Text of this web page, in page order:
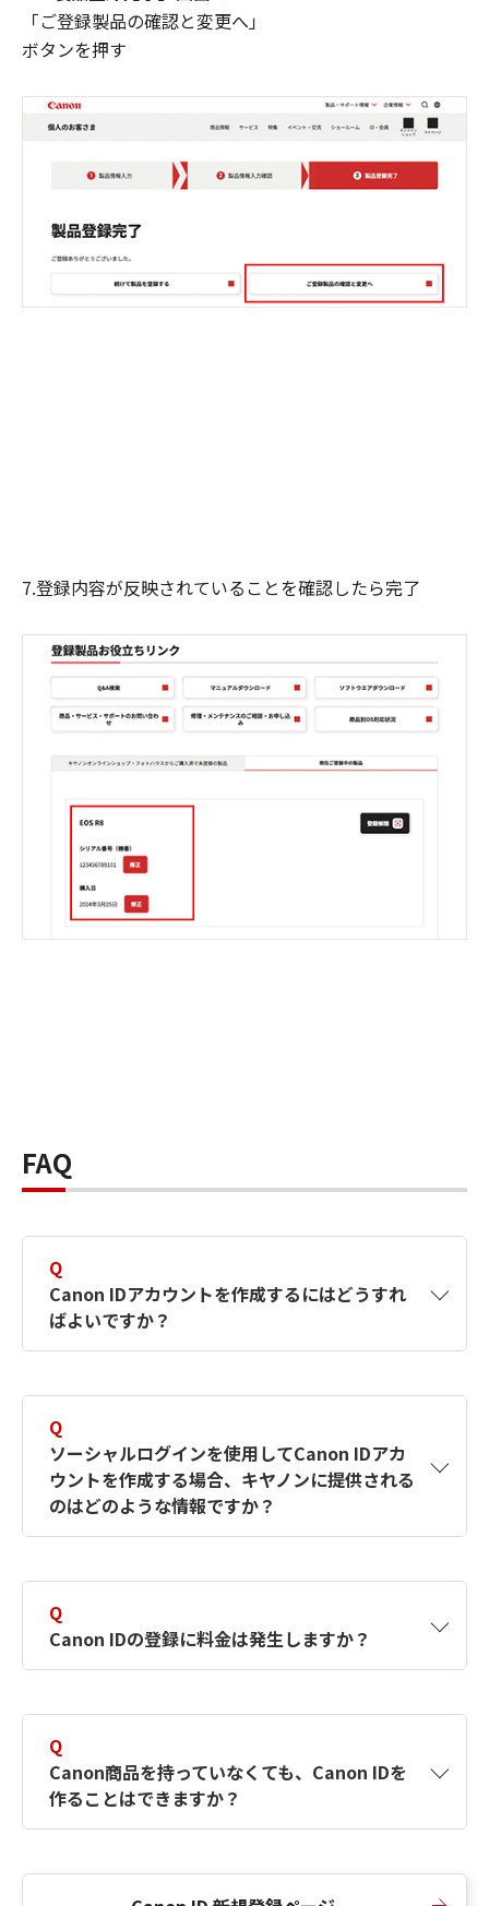
「ご登録製品の確認と変更へ」
ボタンを押す
7.登録内容が反映されていることを確認したら完了
FAQ
Q
Canon IDアカウントを作成するにはどうすれ
ばよいですか？
す。詳しい作成方法は【カメラ】Canon IDとは
何ですか？Canon IDの作成方法は？をご確認く
ださい。
Q
ソーシャルログインを使用してCanon IDアカ
ウントを作成する場合、キヤノンに提供される
のはどのような情報ですか？
択したサービスから取得します。アカウントを
簡単に作成できるように、この情報を使用して
Canon IDの登録フォームを入力します。
Q
Canon IDの登録に料金は発生しますか？
Q
Canon商品を持っていなくても、Canon IDを
作ることはできますか？